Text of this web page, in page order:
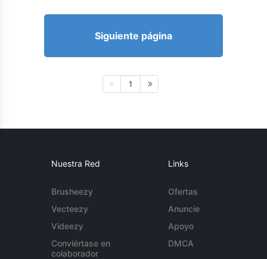
Siguiente página
1
Nuestra Red
Brusheezy
Vecteezy
Videezy
Conviértase en
colaborador
Links
Ofertas
Anuncie
Apoyo
DMCA